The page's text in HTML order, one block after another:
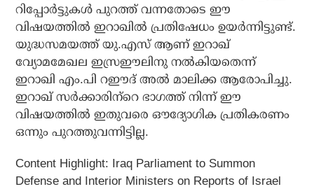
റിപ്പോര്‍ട്ടുകള്‍ പുറത്ത് വന്നതോടെ ഈ
വിഷയത്തില്‍ ഇറാഖില്‍ പ്രതിഷേധം ഉയര്‍ന്നിട്ടുണ്ട്.
യുദ്ധസമയത്ത് യു.എസ് ആണ് ഇറാഖ്
വ്യോമമേഖല ഇസ്രഈലിനു നല്‍കിയതെന്ന്
ഇറാഖി എം.പി റഈദ് അല്‍ മാലിക്ക ആരോപിച്ചു.
ഇറാഖ് സര്‍ക്കാരിന്‌റെ ഭാഗത്ത് നിന്ന് ഈ
വിഷയത്തില്‍ ഇതുവരെ ഔദ്യോഗിക പ്രതികരണം
ഒന്നും പുറത്തുവന്നിട്ടില്ല.
Content Highlight: Iraq Parliament to Summon
Defense and Interior Ministers on Reports of Israel